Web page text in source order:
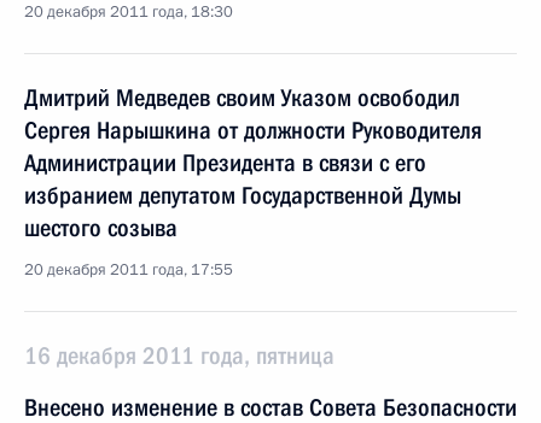
20 декабря 2011 года, 18:30
Дмитрий Медведев своим Указом освободил
Сергея Нарышкина от должности Руководителя
Администрации Президента в связи с его
избранием депутатом Государственной Думы
шестого созыва
20 декабря 2011 года, 17:55
16 декабря 2011 года, пятница
Внесено изменение в состав Совета Безопасности